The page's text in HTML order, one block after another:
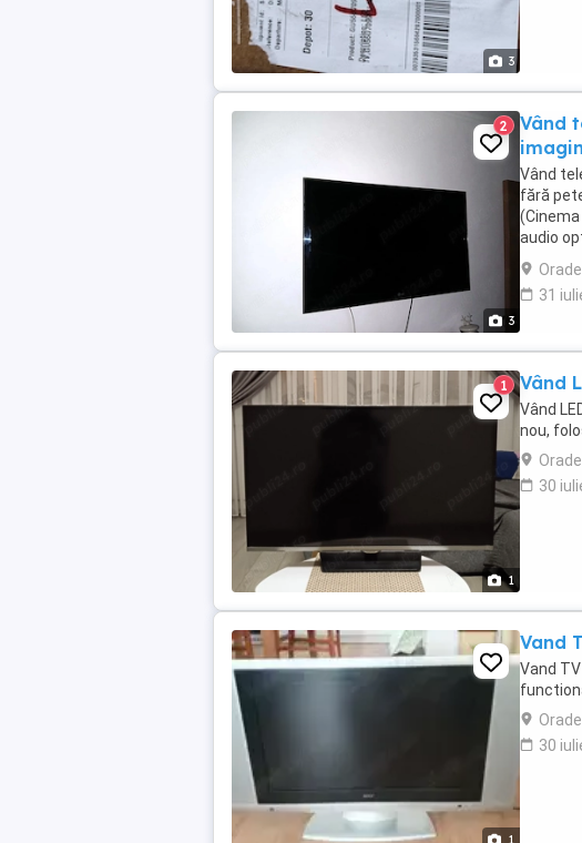
3
3
2
Vând
Vând
fără
(Cinema
audio
etc.)
31
1
1 Vând
Vând
nou,
30
1
Vand
Vand
30